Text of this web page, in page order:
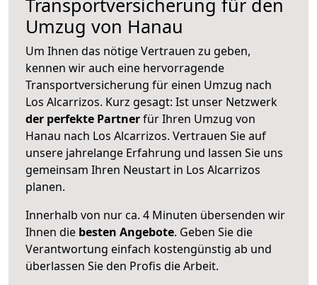
Umzug von Hanau
Um Ihnen das nötige Vertrauen zu geben,
kennen wir auch eine hervorragende
Transportversicherung für einen Umzug nach
Los Alcarrizos. Kurz gesagt: Ist unser Netzwerk
der perfekte Partnerfür Ihren Umzug von
Hanau nach Los Alcarrizos. Vertrauen Sie auf
unsere jahrelange Erfahrung und lassen Sie uns
gemeinsam Ihren Neustart in Los Alcarrizos
planen.
Innerhalb von nur ca. 4 Minuten übersenden wir
Ihnen die besten Angebote. Geben Sie die
Verantwortung einfach kostengünstig ab und
überlassen Sie den Profis die Arbeit.